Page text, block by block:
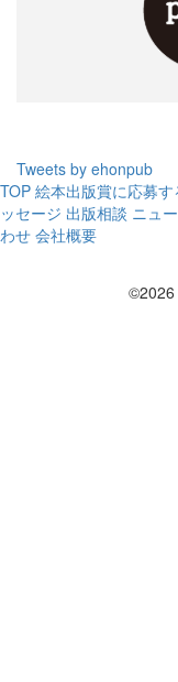
Tweets by ehonpub
TOP 絵本出版賞に応募す
ッセージ 出版相談 ニュ
わせ 会社概要
©2026